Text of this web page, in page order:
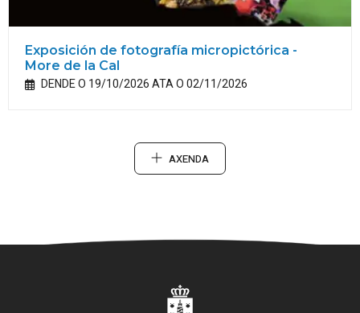
Exposición de fotografía micropictórica -
More de la Cal
DENDE O 19/10/2026 ATA O 02/11/2026
AXENDA